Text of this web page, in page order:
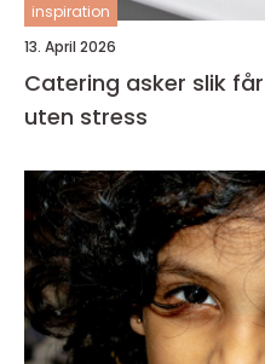
inspiration
13. April 2026
Catering asker slik får du et vellykket selskap
uten stress